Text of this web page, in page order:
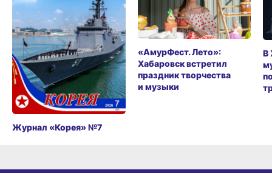
«АмурФест. Лето»:
Хабаровск встретил
праздник творчества
В